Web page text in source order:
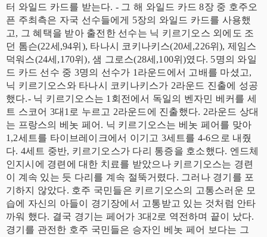
터 와일드 카드를 받는다. - 그 해 와일드 카드 8장 중 호주오
픈 주최측은 자국 선수들에게 5장의 와일드 카드를 사용했
고, 그 혜택을 받아 출전한 선수는 닉 키르기오스 외에도 조
던 톰슨(22세,94위), 타나시 코키나키스(20세,226위), 제임스
덕워스(24세,170위), 샘 그로스(28세,100위)였다. 5명의 와일
드 카드 선수 중 3명의 선수가 1라운드에서 고배를 마셨고,
닉 키르기오스와 타나시 코키나키스가 2라운드 진출에 성공
했다.- 닉 키르기오스는 1회전에서 독일의 벤자민 베커를 세
트 스코어 3대1로 누르고 2라운드에 진출했다. 2라운드 상대
는 프랑스의 베놋 페어. 닉 키르기오스는 베놋 페어를 맞아
1,2세트를 타이브레이크에서 이기고 3세트를 4-6으로 내줬
다. 4세트 중반, 키르기오스가 다리 통증을 호소했다. 엔드체
인지시에 경련에 대한 치료를 받았으나 키르기오스는 경련
이 계속 있는 듯 다리를 계속 절뚝거렸다. 그러나 경기를 포
기하지 않았다. 호주 국민들은 키르기오스의 고통스러운 모
습에 자신의 아들이 경기장에서 고통받고 있는 것처럼 안타
까워 했다. 결국 경기는 페어가 3대2로 역전하며 끝이 났다.
경기를 관전한 호주 국민들은 승자인 베놋 페어 보다는 그